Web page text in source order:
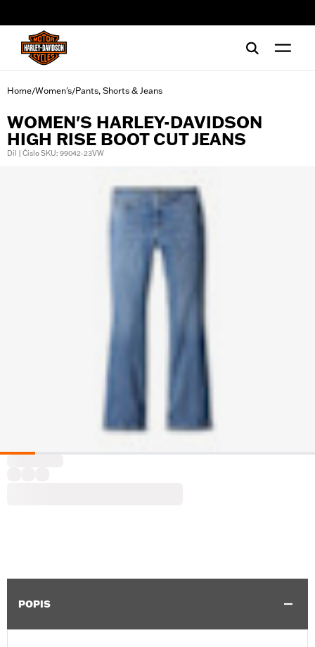
Home/Women's/Pants, Shorts & Jeans
WOMEN'S HARLEY-DAVIDSON
HIGH RISE BOOT CUT JEANS
Díl | Číslo SKU: 99042-23VW
POPIS